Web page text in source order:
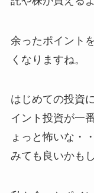
余ったポイント
くなりますね。
はじめての投資
イント投資が一
ょっと怖いな・
みても良いかも